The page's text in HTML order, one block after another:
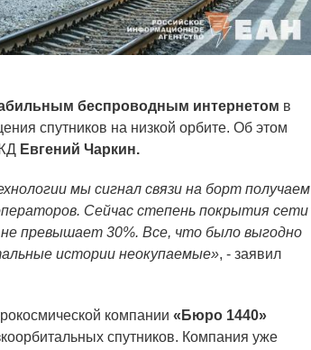
беспроводным интернетом в
спутников на низкой орбите. Об этом
Евгений Чаркин.
мы сигнал связи на борт получаем
Сейчас степень покрытия сети
превышает 30%. Все, что было выгодно
истории неокупаемые», - заявил
компании «Бюро 1440»
спутников. Компания уже